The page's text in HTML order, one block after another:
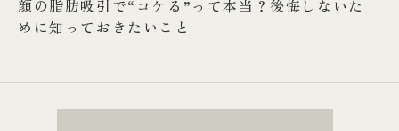
顔の脂肪吸引で“コケる”って本当？後悔しないた
めに知っておきたいこと